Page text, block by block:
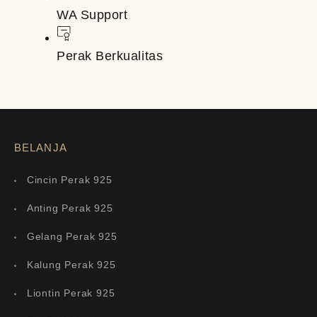
WA Support
Perak Berkualitas
BELANJA
Cincin Perak 925
Anting Perak 925
Gelang Perak 925
Kalung Perak 925
Liontin Perak 925